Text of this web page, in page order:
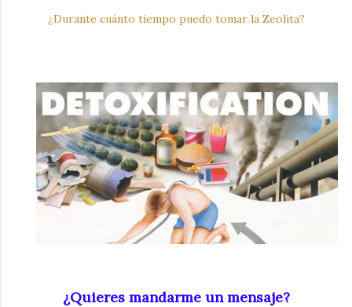
¿Durante cuánto tiempo puedo tomar la Zeolita?
¿Quieres mandarme un mensaje?